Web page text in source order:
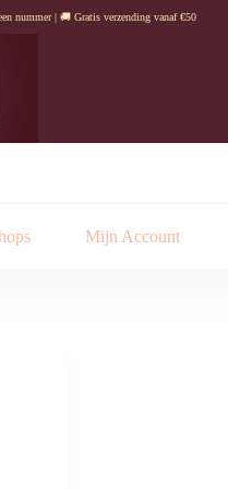
nummer | 🚚 Gratis verzending vanaf €50
Mijn Account